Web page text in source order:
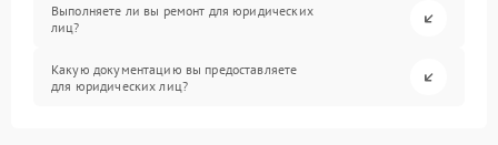
Выполняете ли вы ремонт для юридических
лиц?
Какую документацию вы предоставляете
для юридических лиц?